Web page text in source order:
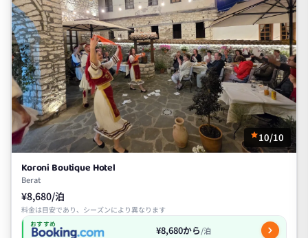
10/10
Koroni Boutique Hotel
Berat
¥8,680/泊
料金は目安であり、シーズンにより異なります
おすすめ ¥8,680から/泊